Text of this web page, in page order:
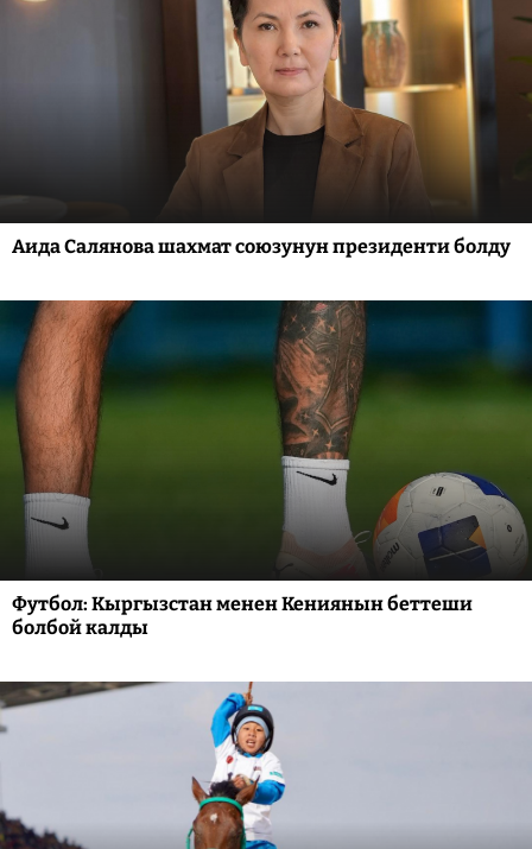
Аида Салянова шахмат союзунун президенти болду
Футбол: Кыргызстан менен Кениянын беттеши
болбой калды